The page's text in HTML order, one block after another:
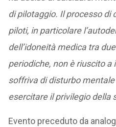
di pilotaggio. Il processo di
piloti, in particolare
dell’idoneità medica tra
periodiche, non è riuscito a
soffriva di disturbo
esercitare il privilegio della
Evento preceduto da